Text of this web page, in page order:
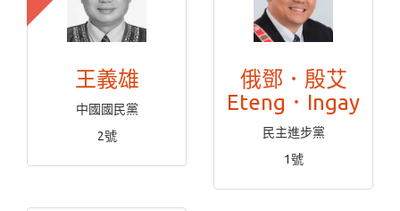
王義雄
中國國民黨
2號
俄鄧．殷艾
Eteng．Ingay
民主進步黨
1號